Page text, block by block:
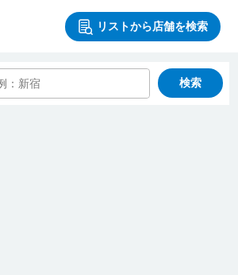
リストから店舗を検索
検索